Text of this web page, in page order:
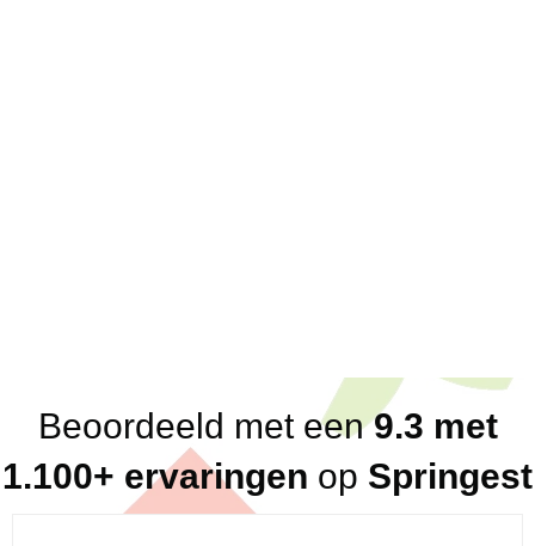
Beoordeeld met een9.3 met
1.100+ ervaringen op Springest